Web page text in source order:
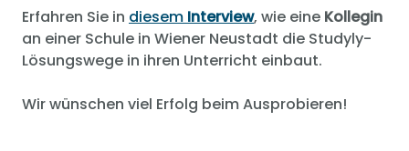
Erfahren Sie in diesem Interview, wie eine Kollegin
an einer Schule in Wiener Neustadt die Studyly-
Lösungswege in ihren Unterricht einbaut.
Wir wünschen viel Erfolg beim Ausprobieren!